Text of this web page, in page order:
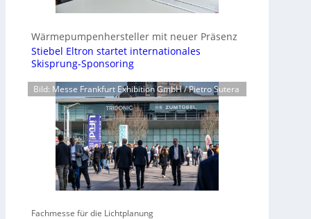
Wärmepumpenhersteller mit neuer Präsenz
Stiebel Eltron startet internationales
Skisprung-Sponsoring
Bild: Messe Frankfurt Exhibition GmbH / Pietro Sutera
Fachmesse für die Lichtplanung